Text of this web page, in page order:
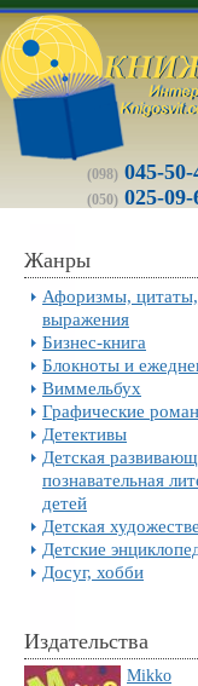
(098) 045-50-
(050) 025-09-
Жанры
Афоризмы,
выражения
Бизнес-книга
Блокноты и
Виммельбух
Графические
Детективы
Детская
познавательная
детей
Детская
Детские
Досуг, хобби
Издательства
Mikko